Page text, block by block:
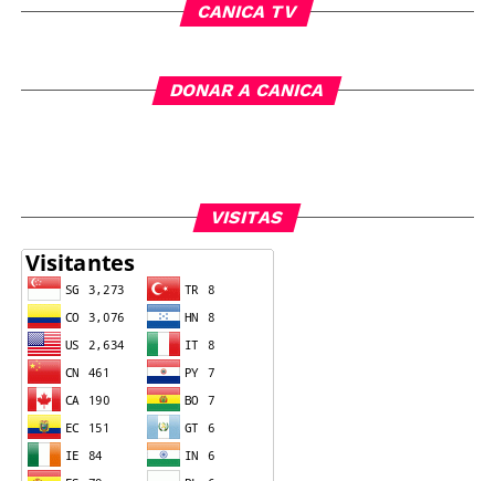
CANICA TV
DONAR A CANICA
VISITAS